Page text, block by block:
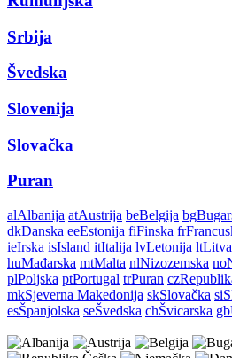
Srbija
Švedska
Slovenija
Slovačka
Puran
alAlbanija atAustrija beBelgija bg
dkDanska eeEstonija fiFinska fr
ieIrska isIsland itItalija lvLetonija ltLitva
huMađarska mtMalta nlNizozemska no
plPoljska ptPortugal trPuran cz
mkSjeverna Makedonija skSlovačka si
esŠpanjolska seŠvedska chŠvicarska gb